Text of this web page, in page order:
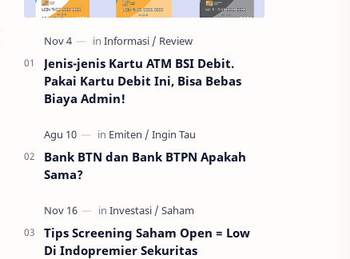
Jenis-jenis Kartu ATM BSI Debit.
Pakai Kartu Debit Ini, Bisa Bebas
Biaya Admin!
Bank BTN dan Bank BTPN Apakah
Sama?
Tips Screening Saham Open = Low
Di Indopremier Sekuritas